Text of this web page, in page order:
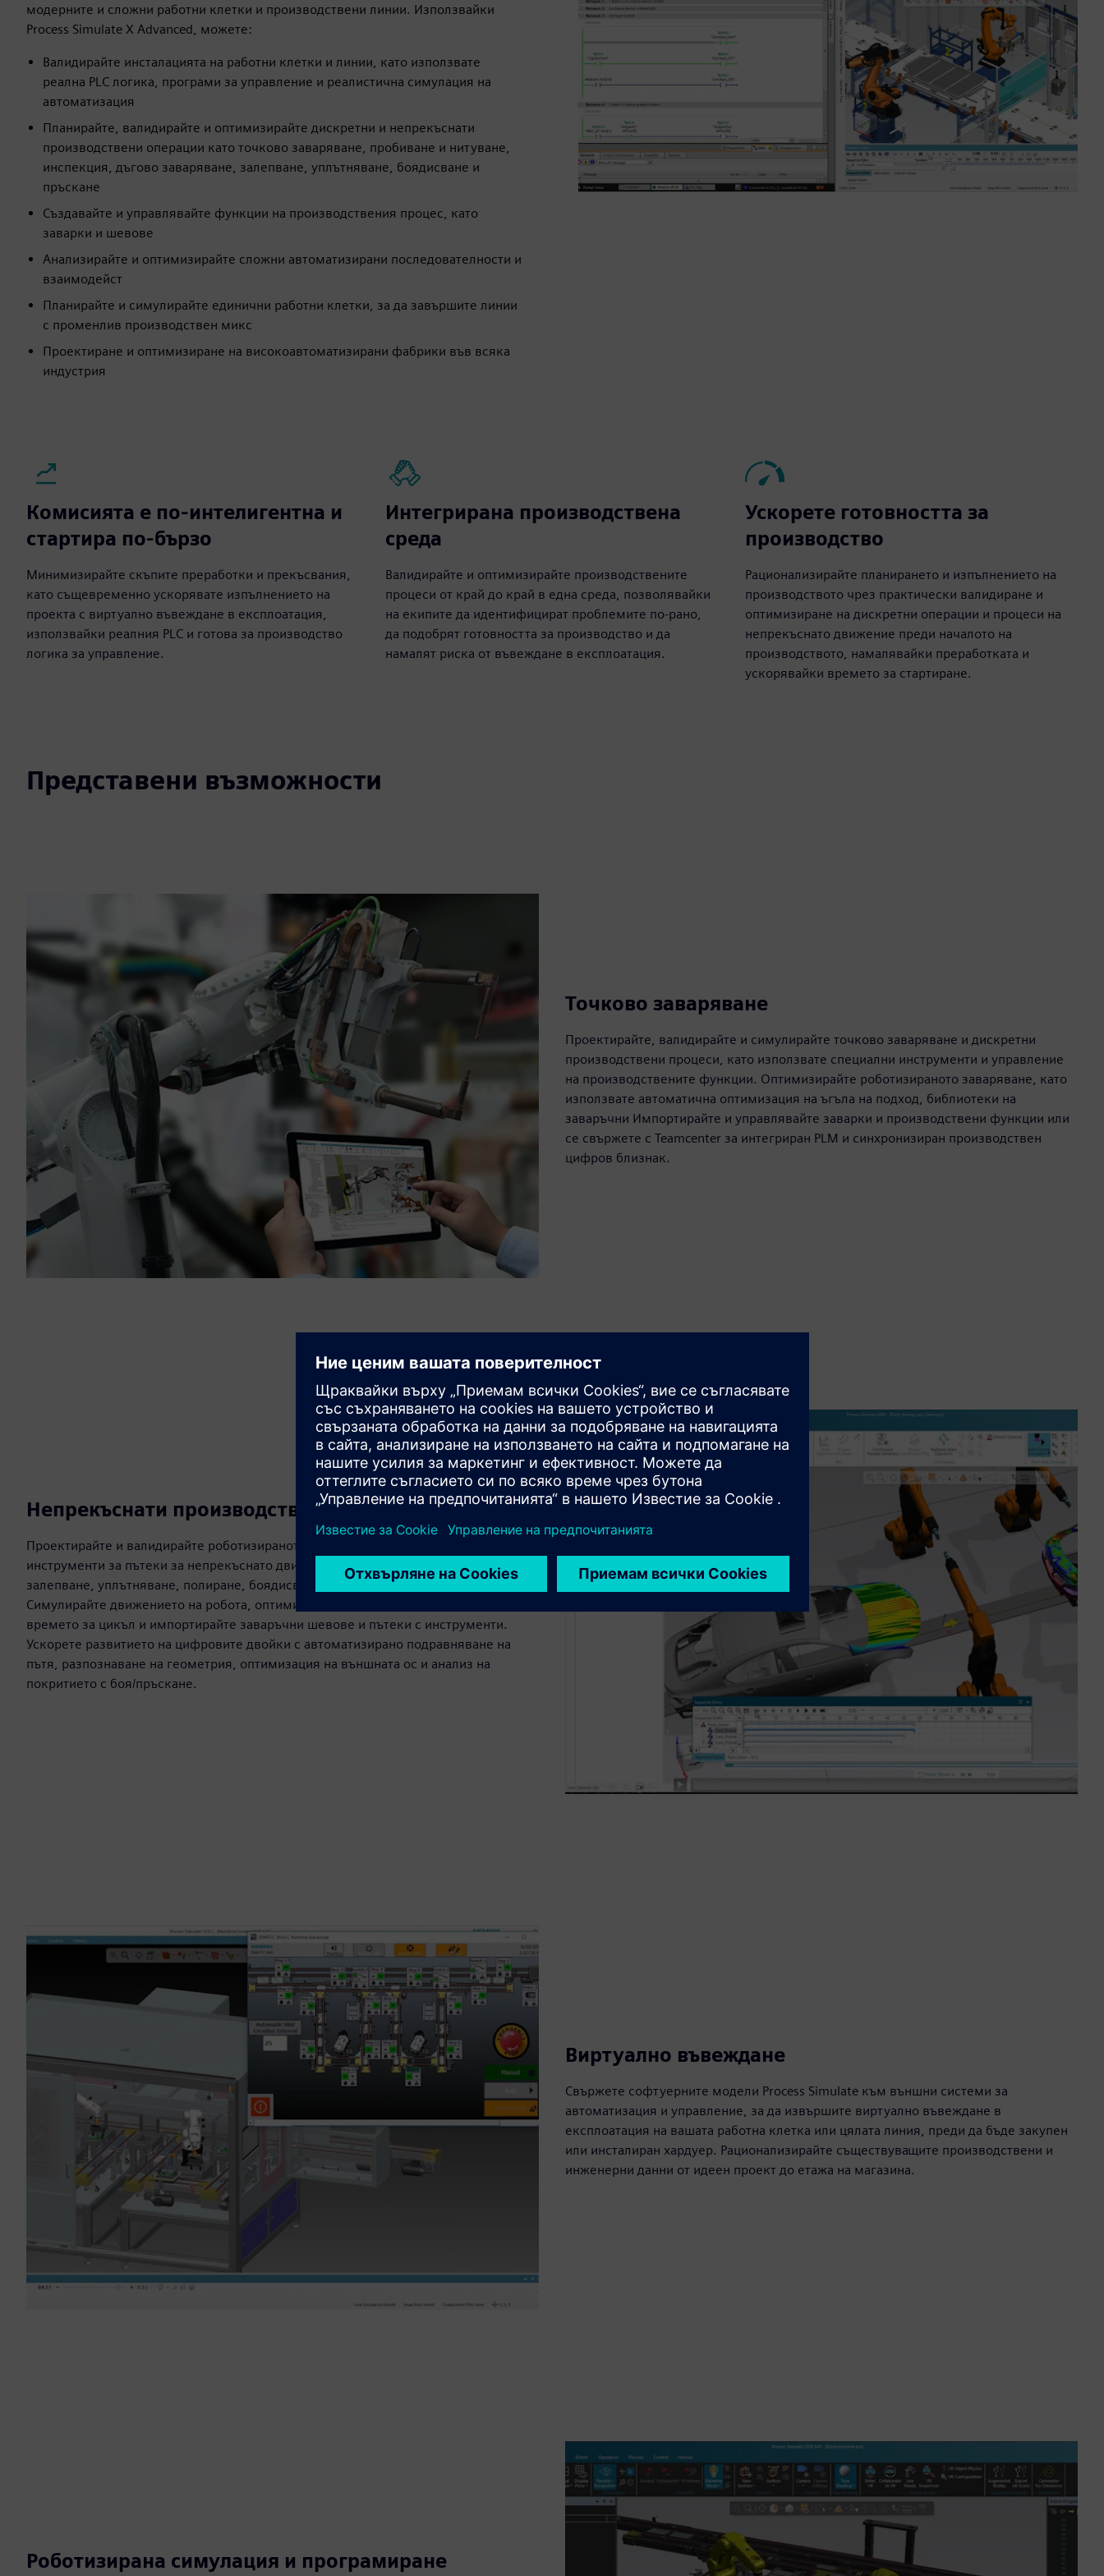
модерните и сложни работни клетки и производствени линии. Използвайки
Process Simulate X Advanced, можете:
Валидирайте инсталацията на работни клетки и линии, като използвате
реална PLC логика, програми за управление и реалистична симулация на
автоматизация
Планирайте, валидирайте и оптимизирайте дискретни и непрекъснати
производствени операции като точково заваряване, пробиване и нитуване,
инспекция, дъгово заваряване, залепване, уплътняване, боядисване и
пръскане
Създавайте и управлявайте функции на производствения процес, като
заварки и шевове
Анализирайте и оптимизирайте сложни автоматизирани последователности и
взаимодейст
Планирайте и симулирайте единични работни клетки, за да завършите линии
с променлив производствен микс
Проектиране и оптимизиране на високоавтоматизирани фабрики във всяка
индустрия
Комисията е по-интелигентна и
стартира по-бързо
Минимизирайте скъпите преработки и прекъсвания,
като същевременно ускорявате изпълнението на
проекта с виртуално въвеждане в експлоатация,
използвайки реалния PLC и готова за производство
логика за управление.
Интегрирана производствена
среда
Валидирайте и оптимизирайте производствените
процеси от край до край в една среда, позволявайки
на екипите да идентифицират проблемите по-рано,
да подобрят готовността за производство и да
намалят риска от въвеждане в експлоатация.
Ускорете готовността за
производство
Рационализирайте планирането и изпълнението на
производството чрез практически валидиране и
оптимизиране на дискретни операции и процеси на
непрекъснато движение преди началото на
производството, намалявайки преработката и
ускорявайки времето за стартиране.
Представени възможности
Точково заваряване
Проектирайте, валидирайте и симулирайте точково заваряване и дискретни
производствени процеси, като използвате специални инструменти и управление
на производствените функции. Оптимизирайте роботизираното заваряване, като
използвате автоматична оптимизация на ъгъла на подход, библиотеки на
заваръчни Импортирайте и управлявайте заварки и производствени функции или
се свържете с Teamcenter за интегриран PLM и синхронизиран производствен
цифров близнак.
Непрекъснати производствени процеси
Проектирайте и валидирайте роботизираното производство, като използвате
инструменти за пътеки за непрекъснато движение при заваряване на шевове,
залепване, уплътняване, полиране, боядисване и приложения за пръскане.
Симулирайте движението на робота, оптимизирайте разположението, обхвата и
времето за цикъл и импортирайте заваръчни шевове и пътеки с инструменти.
Ускорете развитието на цифровите двойки с автоматизирано подравняване на
пътя, разпознаване на геометрия, оптимизация на външната ос и анализ на
покритието с боя/пръскане.
Виртуално въвеждане
Свържете софтуерните модели Process Simulate към външни системи за
автоматизация и управление, за да извършите виртуално въвеждане в
експлоатация на вашата работна клетка или цялата линия, преди да бъде закупен
или инсталиран хардуер. Рационализирайте съществуващите производствени и
инженерни данни от идеен проект до етажа на магазина.
Роботизирана симулация и програмиране